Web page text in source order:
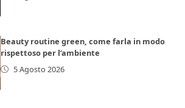
Beauty routine green, come farla in modo
rispettoso per l’ambiente
5 Agosto 2026